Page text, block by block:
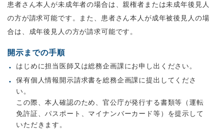
患者さん本人が未成年者の場合は、親権者または未成年後見人
の方が請求可能です。また、患者さん本人が成年被後見人の場
合は、成年後見人の方が請求可能です。
開示までの手順
はじめに担当医師又は総務企画課にお申し出ください。
保有個人情報開示請求書を総務企画課に提出してくださ
い。
この際、本人確認のため、官公庁が発行する書類等（運転
免許証、パスポート、マイナンバーカード等）を提示して
いただきます。